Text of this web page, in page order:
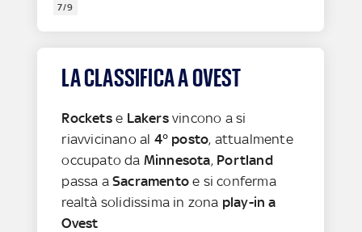
7/9
LA CLASSIFICA A OVEST
Rocketse Lakersvincono a si
riavvicinano al 4° posto, attualmente
occupato da Minnesota, Portland
passa aSacramento e si conferma
realtà solidissima in zona play-in a
Ovest